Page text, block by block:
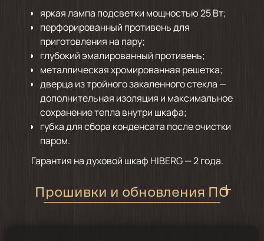
яркая лампа подсветки мощностью 25 Вт;
перфорированный противень для
приготовления на пару;
глубокий эмалированный противень;
металлическая хромированная решетка;
дверца из тройного закаленного стекла —
дополнительная изоляция и максимальное
сохранение тепла внутри шкафа;
губка для сбора конденсата после очистки
паром.
Гарантия на духовой шкаф HIBERG — 2 года.
Прошивки и обновления ПО